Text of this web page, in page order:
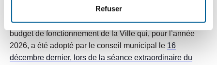
Refuser
aux dispositions de la Loi sur la fiscalité municipale. Les
taux de taxation sont déterminés annuellement par le
budget de fonctionnement de la Ville qui, pour l’année
2026, a été adopté par le conseil municipal le 16
décembre dernier, lors de la séance extraordinaire du